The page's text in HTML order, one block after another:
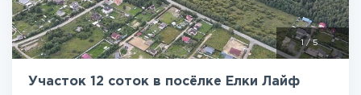
1/5
Участок 12 соток в посёлке Елки Лайф